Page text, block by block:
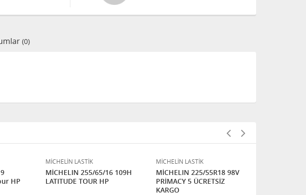
(0)
HP
MİCHELİN LASTİK
MİCHELIN 255/65/16 109H
LATITUDE TOUR HP
MİCHELİN LASTİK
MİCHELIN 225/55R18 98V
PRİMACY 5 ÜCRETSİZ
KARGO